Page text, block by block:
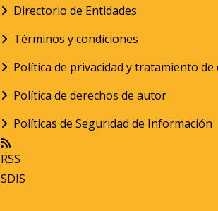
Directorio de Entidades
Términos y condiciones
Política de privacidad y tratamiento
Política de derechos de autor
Políticas de Seguridad de Información
RSS
SDIS